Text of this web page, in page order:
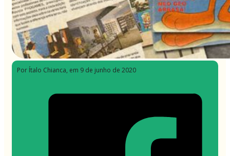
Por Ítalo Chianca, em 9 de junho de 2020